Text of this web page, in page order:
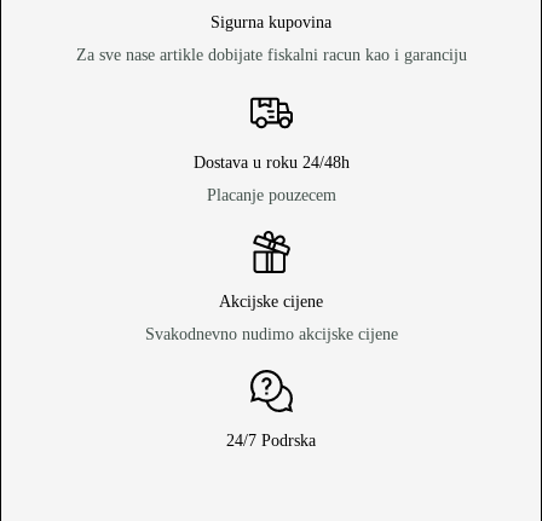
Sigurna kupovina
Za sve nase artikle dobijate fiskalni racun kao i garanciju
Dostava u roku 24/48h
Placanje pouzecem
Akcijske cijene
Svakodnevno nudimo akcijske cijene
24/7 Podrska